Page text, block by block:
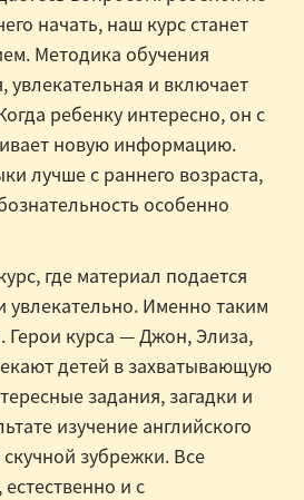
начать, наш курс станет
Методика обучения
увлекательная и включает
ребенку интересно, он с
новую информацию.
лучше с раннего возраста,
особенно
где материал подается
увлекательно. Именно таким
Герои курса — Джон, Элиза,
детей в захватывающую
задания, загадки и
изучение английского
зубрежки. Все
и с